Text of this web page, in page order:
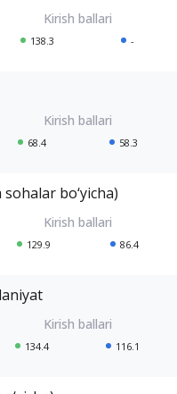
138.3 -
68.4 58.3
bo‘yicha)
129.9 86.4
134.4 116.1